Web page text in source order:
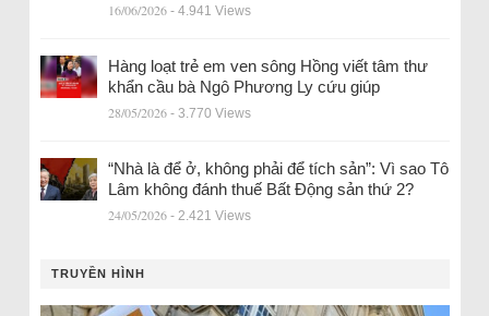
16/06/2026 - 4.941 Views
Hàng loạt trẻ em ven sông Hồng viết tâm thư
khẩn cầu bà Ngô Phương Ly cứu giúp
28/05/2026 - 3.770 Views
“Nhà là để ở, không phải để tích sản”: Vì sao Tô
Lâm không đánh thuế Bất Động sản thứ 2?
24/05/2026 - 2.421 Views
TRUYỀN HÌNH